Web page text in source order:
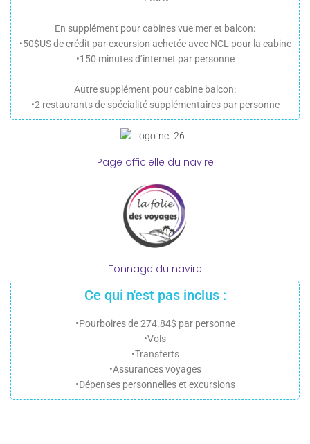
En supplément pour cabines vue mer et balcon:
•50$US de crédit par excursion achetée avec NCL pour la cabine
•150 minutes d’internet par personne
Autre supplément pour cabine balcon:
•2 restaurants de spécialité supplémentaires par personne
Page officielle du navire
Tonnage du navire
Ce qui n'est pas inclus :
•Pourboires de 274.84$ par personne
•Vols
•Transferts
•Assurances voyages
•Dépenses personnelles et excursions